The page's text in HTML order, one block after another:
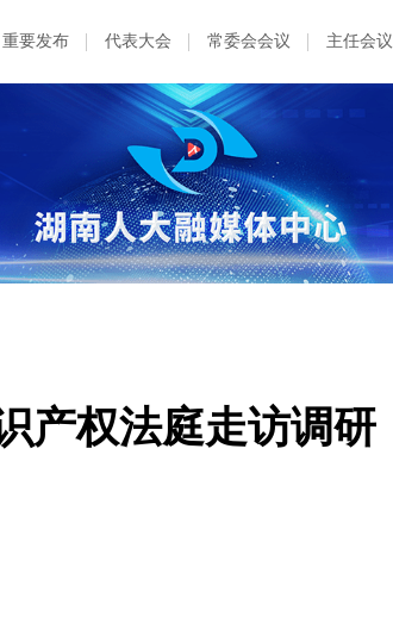
重要发布 代表大会 常委会会议 主任会议
产权法庭走访调研